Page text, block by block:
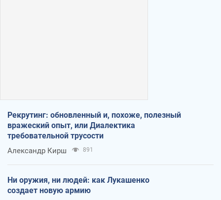
Рекрутинг: обновленный и, похоже, полезный
вражеский опыт, или Диалектика
требовательной трусости
Александр Кирш 891
Ни оружия, ни людей: как Лукашенко
создает новую армию